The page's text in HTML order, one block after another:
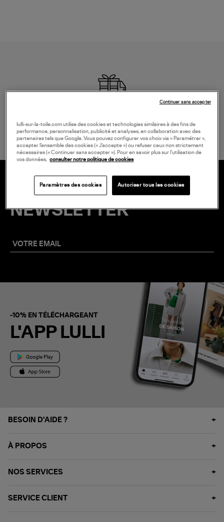
à partir de 150 € d'achat*
20 € EN VOUS INSCRIVANT À LA
NEWSLETTER
-10% EN TÉLÉCHARGEANT
L'APP LULLI
BESOIN D'AIDE ?
À PROPOS
NOS SERVICES
SERVICE CLIENT
lulli-sur-la-toile.com utilise des cookies et technologies similaires à des fins de
performance, personnalisation, publicité et analyses, en collaboration avec des
partenaires tels que Google. Vous pouvez configurer vos choix via « Paramétrer »,
accepter l’ensemble des cookies (« J’accepte ») ou refuser ceux non strictement
nécessaires (« Continuer sans accepter »). Pour en savoir plus sur l’utilisation de
vos données, consulter notre politique de cookies
Paramètres des cookies Autoriser tous les cookies
Continuer sans accepter